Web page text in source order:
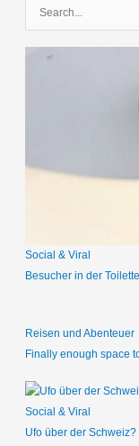
c
c
Social & Viral
Besucher in der
Reisen und Abenteuer
Finally enough space
Social & Viral
Ufo über der